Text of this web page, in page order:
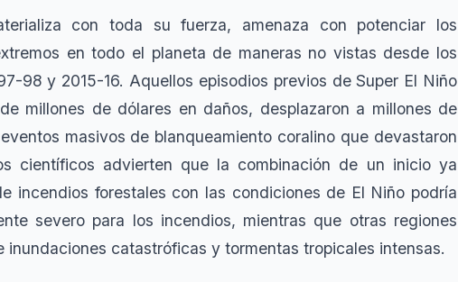
con toda su fuerza, amenaza con potenciar los
en todo el planeta de maneras no vistas desde los
98 y 2015-16. Aquellos episodios previos de Super El Niño
millones de dólares en daños, desplazaron a millones de
masivos de blanqueamiento coralino que devastaron
científicos advierten que la combinación de un inicio ya
incendios forestales con las condiciones de El Niño podría
severo para los incendios, mientras que otras regiones
inundaciones catastróficas y tormentas tropicales intensas.